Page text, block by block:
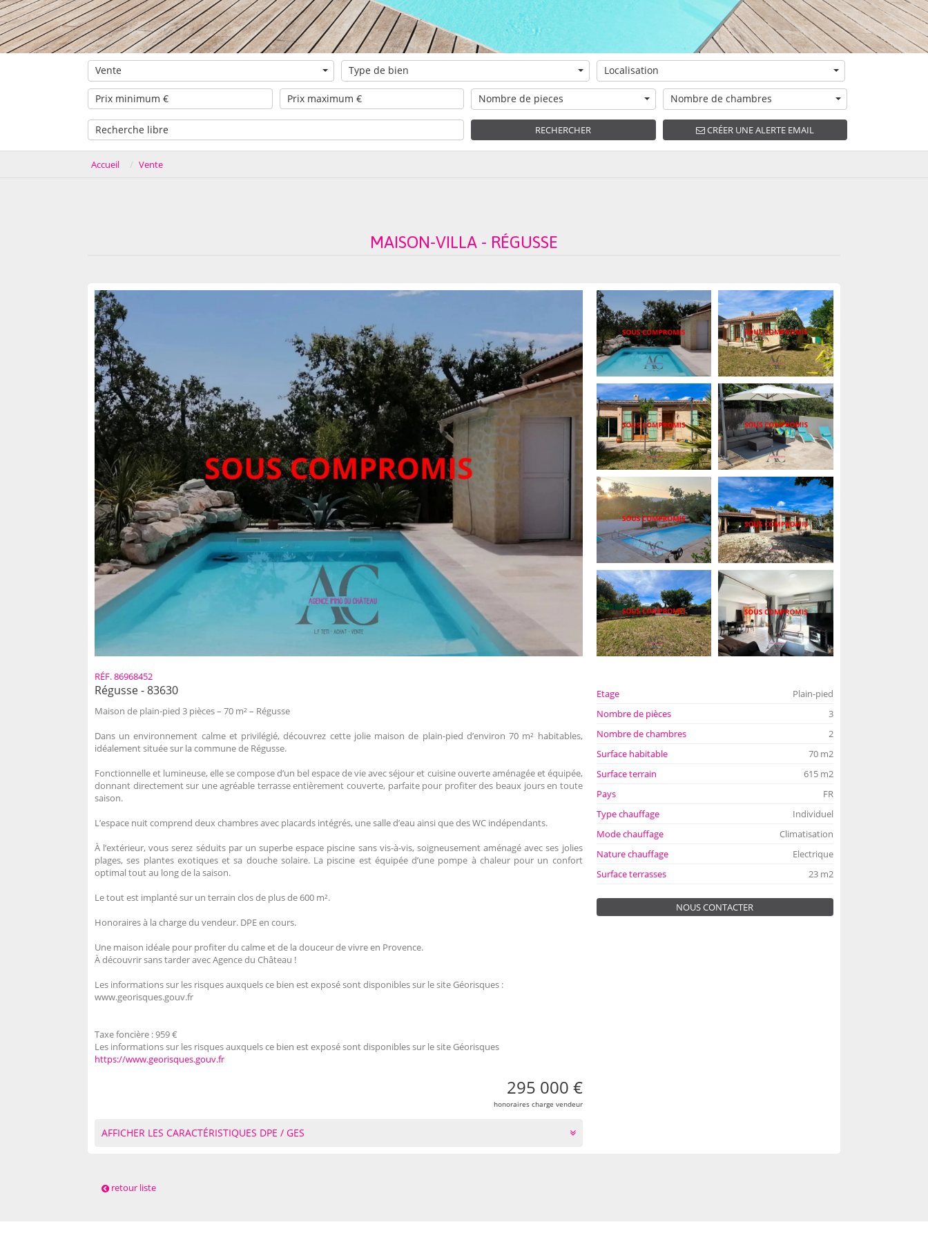
Vente Type de bien Localisation
Nombre de pieces Nombre de chambres
RECHERCHER CRÉER UNE ALERTE EMAIL
Accueil Vente
MAISON-VILLA - RÉGUSSE
RÉF. 86968452
Régusse - 83630
Maison de plain-pied 3 pièces – 70 m² – Régusse
Dans un environnement calme et privilégié, découvrez cette jolie maison de plain-pied d’environ 70 m² habitables,
idéalement située sur la commune de Régusse.
Fonctionnelle et lumineuse, elle se compose d’un bel espace de vie avec séjour et cuisine ouverte aménagée et équipée,
donnant directement sur une agréable terrasse entièrement couverte, parfaite pour profiter des beaux jours en toute
saison.
L’espace nuit comprend deux chambres avec placards intégrés, une salle d’eau ainsi que des WC indépendants.
À l’extérieur, vous serez séduits par un superbe espace piscine sans vis-à-vis, soigneusement aménagé avec ses jolies
plages, ses plantes exotiques et sa douche solaire. La piscine est équipée d’une pompe à chaleur pour un confort
optimal tout au long de la saison.
Le tout est implanté sur un terrain clos de plus de 600 m².
Honoraires à la charge du vendeur. DPE en cours.
Une maison idéale pour profiter du calme et de la douceur de vivre en Provence.
À découvrir sans tarder avec Agence du Château !
Les informations sur les risques auxquels ce bien est exposé sont disponibles sur le site Géorisques :
www.georisques.gouv.fr
Taxe foncière :959 €
Les informations sur les risques auxquels ce bien est exposé sont disponibles sur le site Géorisques
https://www.georisques.gouv.fr
295 000 €
honoraires charge vendeur
AFFICHER LES CARACTÉRISTIQUES DPE / GES
Etage
Plain-pied
Nombre de pièces
3
Nombre de chambres
2
Surface habitable
70 m2
Surface terrain
615 m2
Pays
FR
Type chauffage
Individuel
Mode chauffage
Climatisation
Nature chauffage
Electrique
Surface terrasses
23 m2
NOUS CONTACTER
retour liste